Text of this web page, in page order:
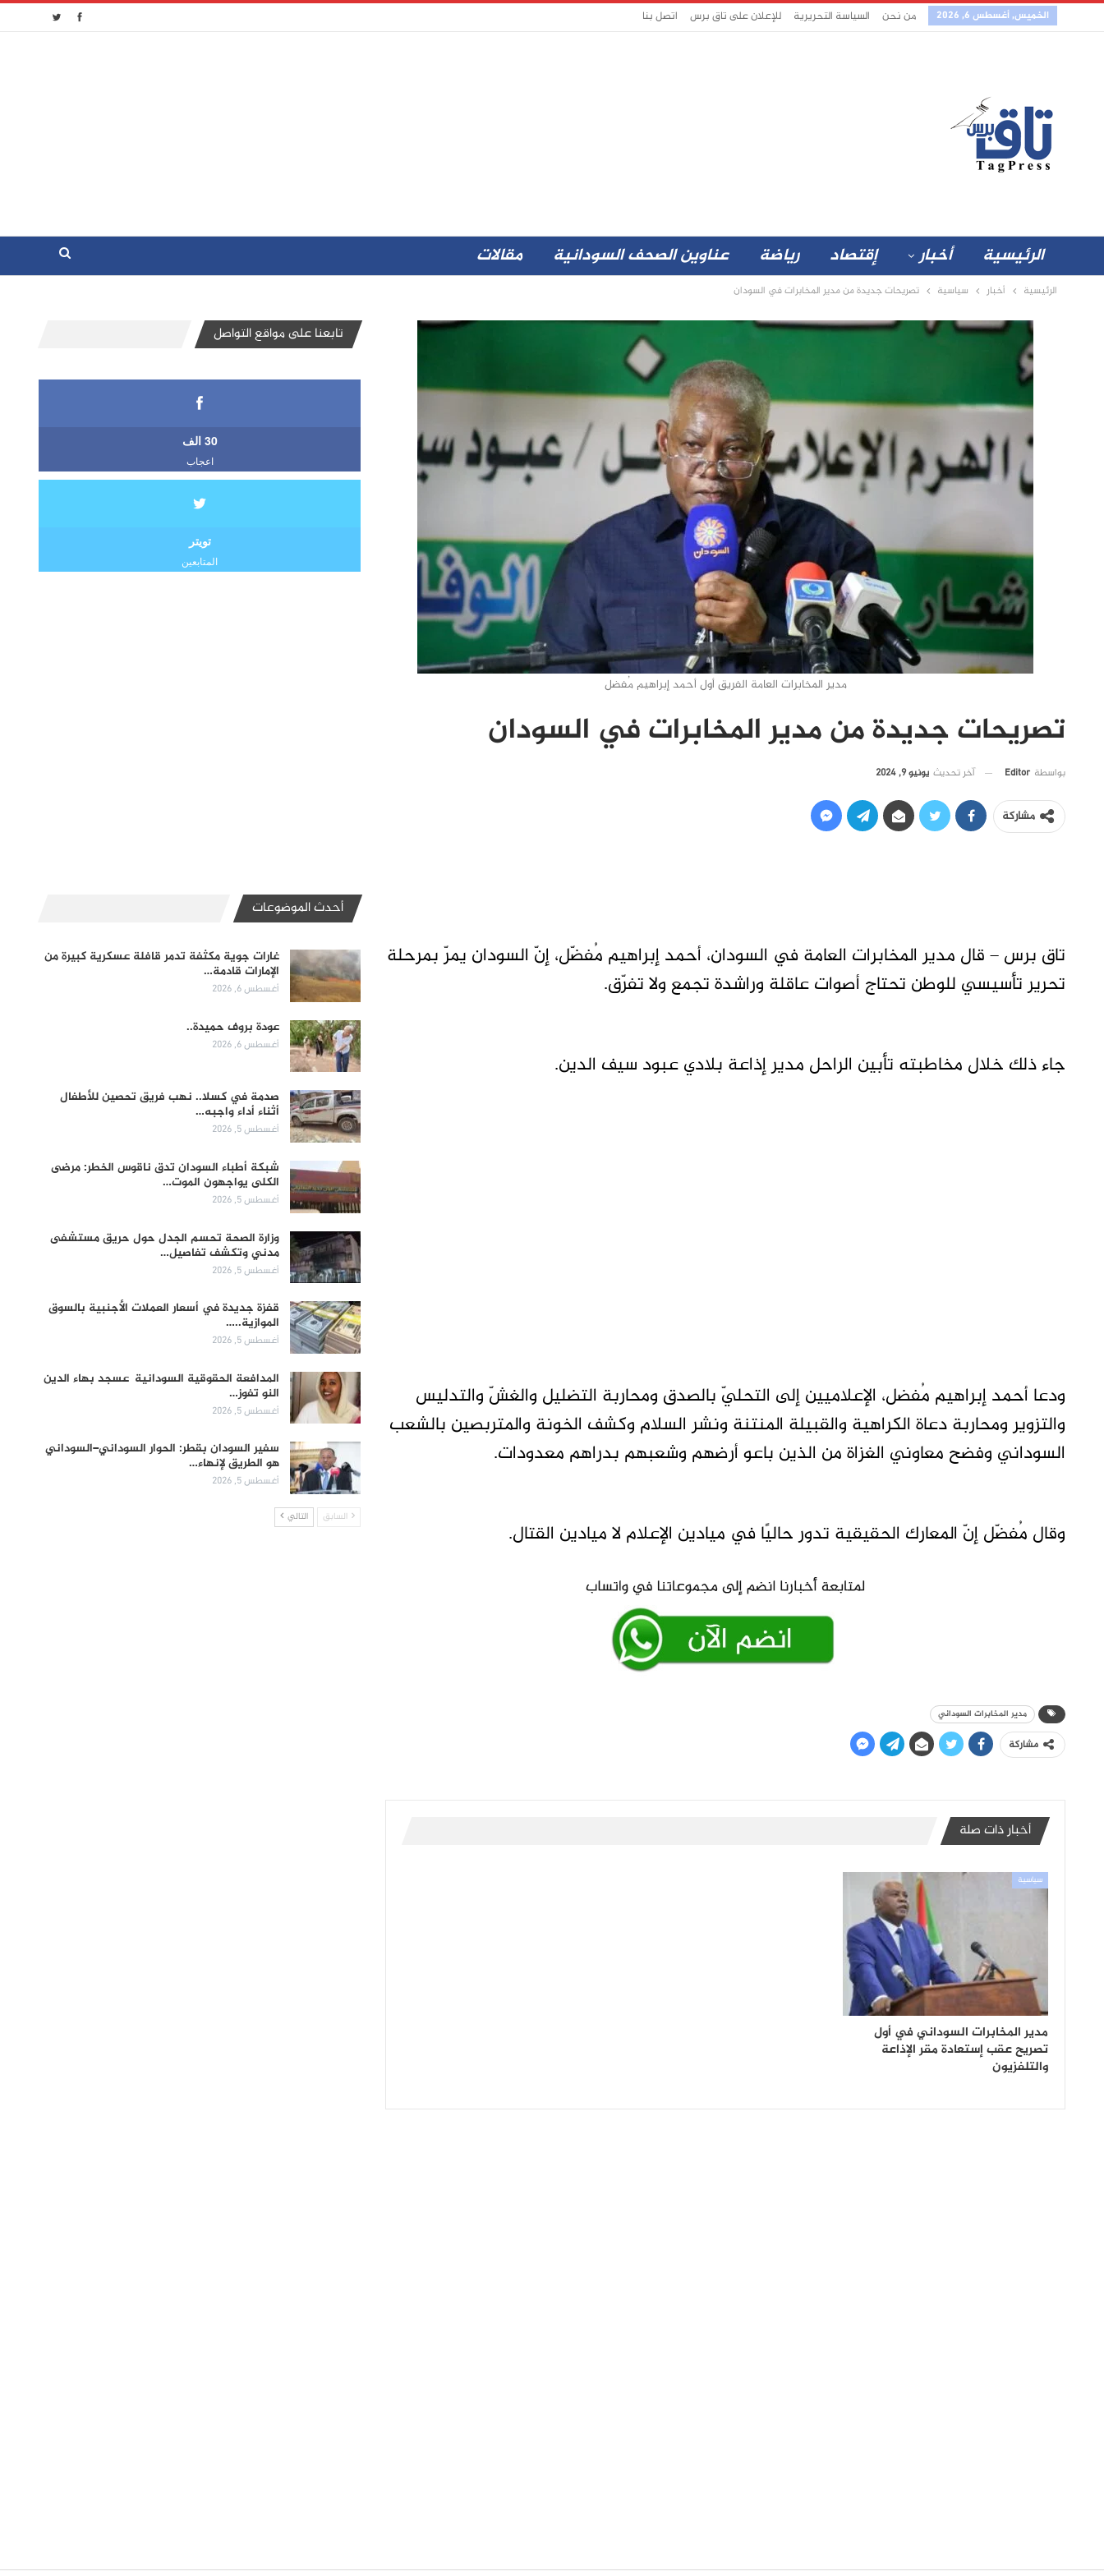
الخميس, أغسطس 6, 2026 من نحن السياسة التحريرية للإعلان على تاق برس اتصل بنا
الرئيسية أخبار إقتصاد رياضة عناوين الصحف السودانية مقالات
الرئيسية أخبار سياسية تصريحات جديدة من مدير المخابرات في السودان
مدير المخابرات العامة الفريق أول أحمد إبراهيم مُفضل
تصريحات جديدة من مدير المخابرات في السودان
بواسطة Editor آخر تحديث يونيو 9, 2024
مشاركة
تاق برس – قال مدير المخابرات العامة في السودان، أحمد إبراهيم مُفضّل، إنّ السودان يمرّ بمرحلة
تحرير تأسيسي للوطن تحتاج أصوات عاقلة وراشدة تجمع ولا تفرّق.
جاء ذلك خلال مخاطبته تأبين الراحل مدير إذاعة بلادي عبود سيف الدين.
ودعا أحمد إبراهيم مُفضل، الإعلاميين إلى التحليّ بالصدق ومحاربة التضليل والغشّ والتدليس
والتزوير ومحاربة دعاة الكراهية والقبيلة المنتنة ونشر السلام وكشف الخونة والمتربصين بالشعب
السوداني وفضح معاوني الغزاة من الذين باعو أرضهم وشعبهم بدراهم معدودات.
وقال مُفضّل إنّ المعارك الحقيقية تدور حاليًا في ميادين الإعلام لا ميادين القتال.
مدير المخابرات السوداني
مشاركة
أخبار ذات صلة
سياسية
مدير المخابرات السوداني في أول
تصريح عقب إستعادة مقر الإذاعة
والتلفزيون
تابعنا على مواقع التواصل
30 الف
اعجاب
تويتر
المتابعين
أحدث الموضوعات
غارات جوية مكثفة تدمر قافلة عسكرية كبيرة من
الإمارات قادمة…
أغسطس 6, 2026
عودة بروف حميدة..
أغسطس 6, 2026
صدمة في كسلا.. نهب فريق تحصين للأطفال
أثناء أداء واجبه…
أغسطس 5, 2026
شبكة أطباء السودان تدق ناقوس الخطر: مرضى
الكلى يواجهون الموت…
أغسطس 5, 2026
وزارة الصحة تحسم الجدل حول حريق مستشفى
مدني وتكشف تفاصيل…
أغسطس 5, 2026
قفزة جديدة في أسعار العملات الأجنبية بالسوق
الموازية..…
أغسطس 5, 2026
المدافعة الحقوقية السودانية عسجد بهاء الدين
النو تفوز…
أغسطس 5, 2026
سفير السودان بقطر: الحوار السوداني–السوداني
هو الطريق لإنهاء…
أغسطس 5, 2026
السابق التالي